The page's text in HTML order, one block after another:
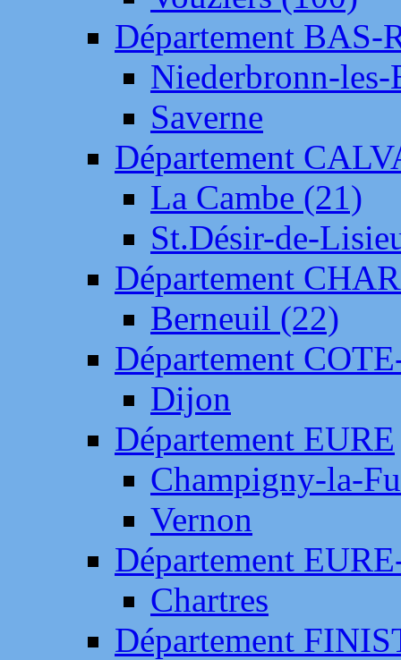
Département BAS-
Niederbronn-
Saverne
Département
La Cambe (21)
St.Désir-de-
Département
Berneuil (22)
Département
Dijon
Département EURE
Champigny-la-
Vernon
Département
Chartres
Département